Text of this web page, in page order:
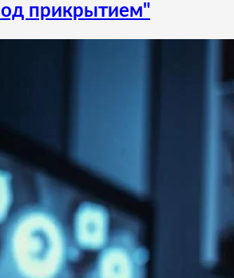
прикрытием"